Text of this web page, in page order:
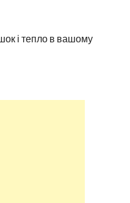
і тепло в вашому